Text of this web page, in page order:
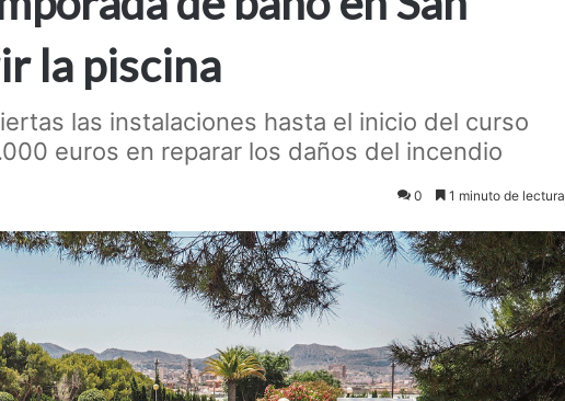
la piscina
las instalaciones hasta el inicio del curso
euros en reparar los daños del incendio
0 1 minuto de lectura